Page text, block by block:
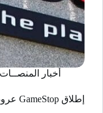
أخبار المنصــات
إطلاق GameStop عروض الجمعة السوداء 2023